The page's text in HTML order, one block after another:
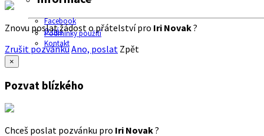
Facebook
O nás
Podmínky použití
Kontakt
Znovu poslat žádost o přátelství pro Iri Novak?
Zrušit pozvánkuAno, poslat Zpět
×
Pozvat blízkého
Chceš poslat pozvánku pro Iri Novak?